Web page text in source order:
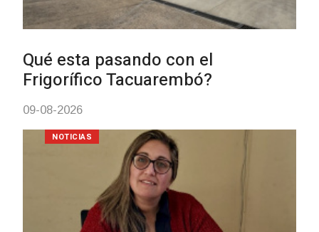
BPS redujo la tasa de interés de
todos sus préstamos sociales y
abrió nueva línea de crédito
04-08-2026
POLICIALES